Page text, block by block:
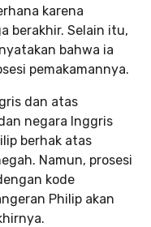
karena
berakhir. Selain itu,
bahwa ia
pemakamannya.
dan atas
negara Inggris
berhak atas
Namun, prosesi
kode
Philip akan